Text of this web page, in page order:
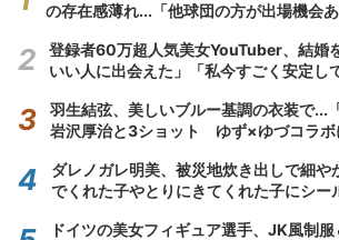
の存在感薄れ...「他球団の方が出場機会
登録者60万超人気美女YouTuber、結
いい人に出会えた」「私今すごく安定し
羽生結弦、美しいブルー基調の衣装で...
岩沢厚治と3ショット ゆず×ゆづコラボ
ダレノガレ明美、被災地炊き出しで細や
でくれた子やとりにきてくれた子にシー
ドイツの美女フィギュア選手、JK風制